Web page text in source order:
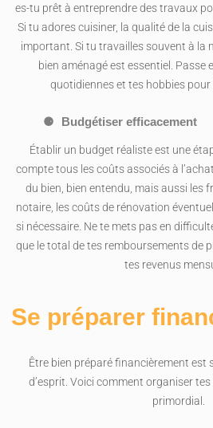
es-tu prêt à entreprendre des travaux
Si tu adores cuisiner, la qualité de la
important. Si tu travailles souvent à la
bien aménagé est essentiel. Passe
quotidiennes et tes hobbies
Budgétiser efficacement
Établir un budget réaliste est une
compte tous les coûts associés à
du bien, bien entendu, mais aussi les
notaire, les coûts de rénovation
si nécessaire. Ne te mets pas en
que le total de tes remboursements de
tes revenus
Se préparer
Être bien préparé financièrement est
d’esprit. Voici comment organiser
primordial.